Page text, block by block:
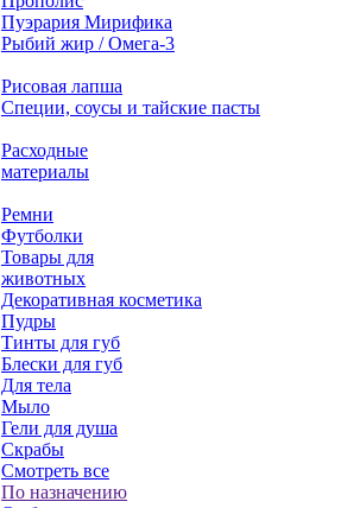
Пуэрария Мирифика
Рыбий жир / Омега-3
Рисовая лапша
Специи, соусы и тайские пасты
Расходные
материалы
Ремни
Футболки
Товары для
животных
Декоративная косметика
Пудры
Тинты для губ
Блески для губ
Для тела
Мыло
Гели для душа
Скрабы
Смотреть все
По назначению